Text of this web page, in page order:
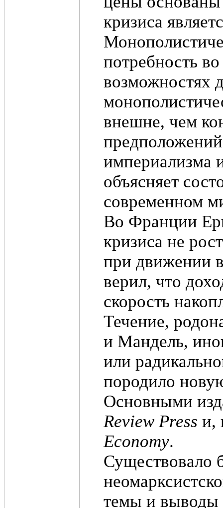
кризиса
потребность
возможностях
внешне, чем
империализма
объясняет
современном
Во Франции
кризиса не
при движении
верил, что
скорость
Течение,
и Мандель,
или
породило
Основными
Review Press и,
Economy.
Существовало
темы и выводы